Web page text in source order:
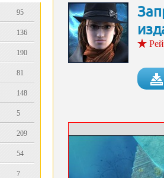
95
136
190
81
148
5
209
54
7